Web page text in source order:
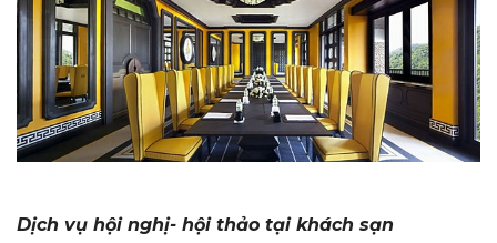
Dịch vụ hội nghị- hội thảo tại khách sạn